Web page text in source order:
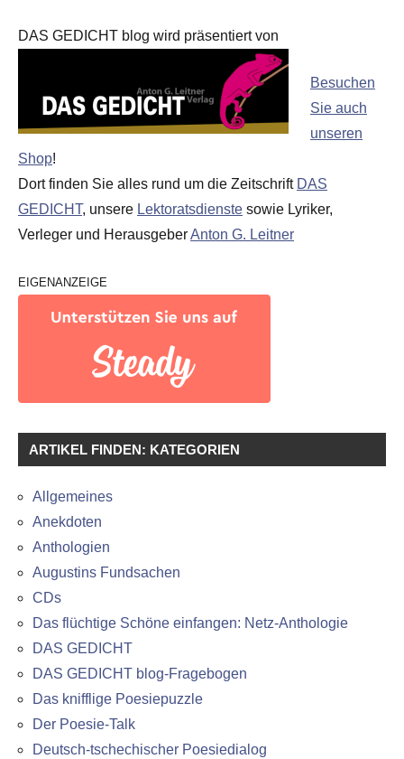
DAS GEDICHT blog wird präsentiert von
Besuchen
Sie auch
unseren
Shop!
Dort finden Sie alles rund um die Zeitschrift DAS
GEDICHT, unsere Lektoratsdienste sowie Lyriker,
Verleger und HerausgeberAnton G. Leitner
EIGENANZEIGE
ARTIKEL FINDEN: KATEGORIEN
Allgemeines
Anekdoten
Anthologien
Augustins Fundsachen
CDs
Das flüchtige Schöne einfangen: Netz-Anthologie
DAS GEDICHT
DAS GEDICHT blog-Fragebogen
Das knifflige Poesiepuzzle
Der Poesie-Talk
Deutsch-tschechischer Poesiedialog